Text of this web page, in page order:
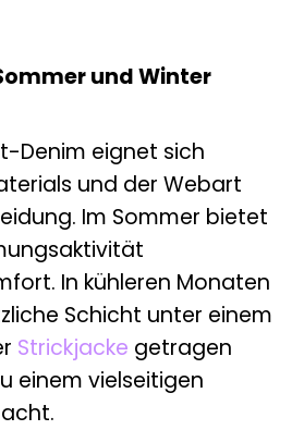
und Winter
Denim eignet sich
und der Webart
Im Sommer bietet
In kühleren Monaten
Schicht unter einem
Strickjacke getragen
einem vielseitigen